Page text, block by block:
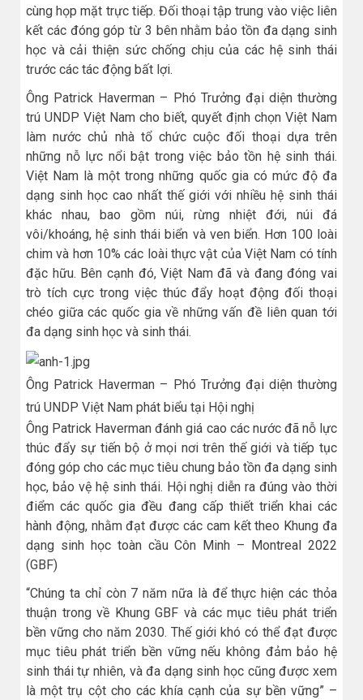
cùng họp mặt trực tiếp. Đối thoại tập trung vào việc liên
kết các đóng góp từ 3 bên nhằm bảo tồn đa dạng sinh
học và cải thiện sức chống chịu của các hệ sinh thái
trước các tác động bất lợi.
Ông Patrick Haverman – Phó Trưởng đại diện thường
trú UNDP Việt Nam cho biết, quyết định chọn Việt Nam
làm nước chủ nhà tổ chức cuộc đối thoại dựa trên
những nỗ lực nổi bật trong việc bảo tồn hệ sinh thái.
Việt Nam là một trong những quốc gia có mức độ đa
dạng sinh học cao nhất thế giới với nhiều hệ sinh thái
khác nhau, bao gồm núi, rừng nhiệt đới, núi đá
vôi/khoáng, hệ sinh thái biển và ven biển. Hơn 100 loài
chim và hơn 10% các loài thực vật của Việt Nam có tính
đặc hữu. Bên cạnh đó, Việt Nam đã và đang đóng vai
trò tích cực trong việc thúc đẩy hoạt động đối thoại
chéo giữa các quốc gia về những vấn đề liên quan tới
đa dạng sinh học và sinh thái.
Ông Patrick Haverman – Phó Trưởng đại diện thường
trú UNDP Việt Nam phát biểu tại Hội nghị
Ông Patrick Haverman đánh giá cao các nước đã nỗ lực
thúc đẩy sự tiến bộ ở mọi nơi trên thế giới và tiếp tục
đóng góp cho các mục tiêu chung bảo tồn đa dạng sinh
học, bảo vệ hệ sinh thái. Hội nghị diễn ra đúng vào thời
điểm các quốc gia đều đang cấp thiết triển khai các
hành động, nhằm đạt được các cam kết theo Khung đa
dạng sinh học toàn cầu Côn Minh – Montreal 2022
(GBF)
“Chúng ta chỉ còn 7 năm nữa là để thực hiện các thỏa
thuận trong về Khung GBF và các mục tiêu phát triển
bền vững cho năm 2030. Thế giới khó có thể đạt được
mục tiêu phát triển bền vững nếu không đảm bảo hệ
sinh thái tự nhiên, và đa dạng sinh học cũng được xem
là một trụ cột cho các khía cạnh của sự bền vững” –